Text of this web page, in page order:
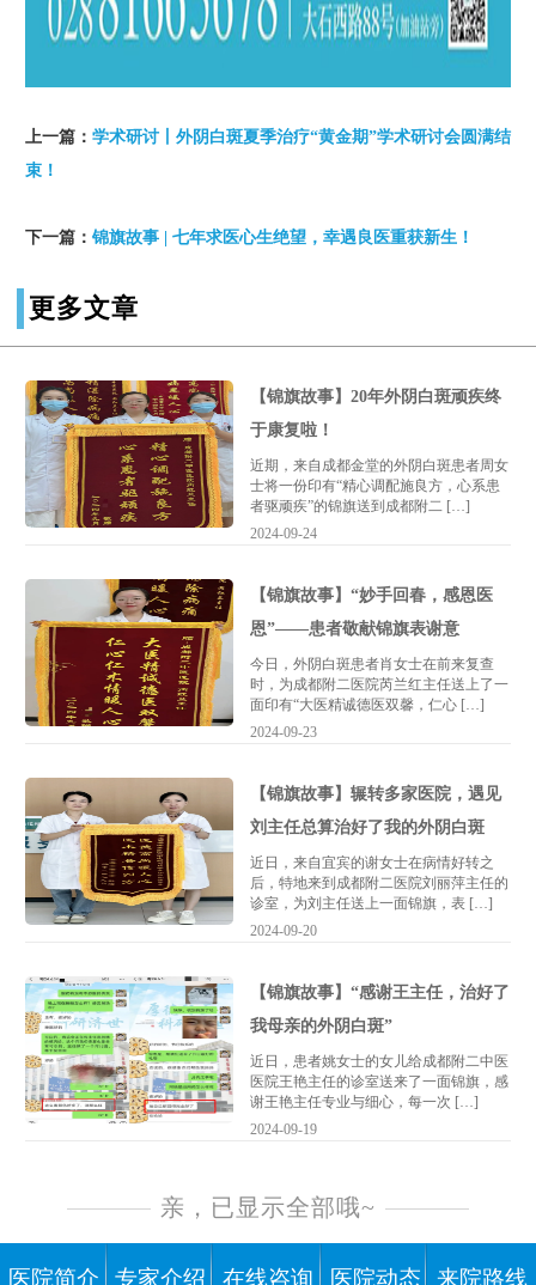
上一篇： 学术研讨丨外阴白斑夏季治疗“黄金期”学术研讨会圆满结
束！
下一篇： 锦旗故事 | 七年求医心生绝望，幸遇良医重获新生！
更多文章
【锦旗故事】20年外阴白斑顽疾终
于康复啦！
近期，来自成都金堂的外阴白斑患者周女
士将一份印有“精心调配施良方，心系患
者驱顽疾”的锦旗送到成都附二 […]
2024-09-24
【锦旗故事】“妙手回春，感恩医
恩”——患者敬献锦旗表谢意
今日，外阴白斑患者肖女士在前来复查
时，为成都附二医院芮兰红主任送上了一
面印有“大医精诚德医双馨，仁心 […]
2024-09-23
【锦旗故事】辗转多家医院，遇见
刘主任总算治好了我的外阴白斑
近日，来自宜宾的谢女士在病情好转之
后，特地来到成都附二医院刘丽萍主任的
诊室，为刘主任送上一面锦旗，表 […]
2024-09-20
【锦旗故事】“感谢王主任，治好了
我母亲的外阴白斑”
近日，患者姚女士的女儿给成都附二中医
医院王艳主任的诊室送来了一面锦旗，感
谢王艳主任专业与细心，每一次 […]
2024-09-19
亲，已显示全部哦~
医院简介 专家介绍 在线咨询 医院动态 来院路线